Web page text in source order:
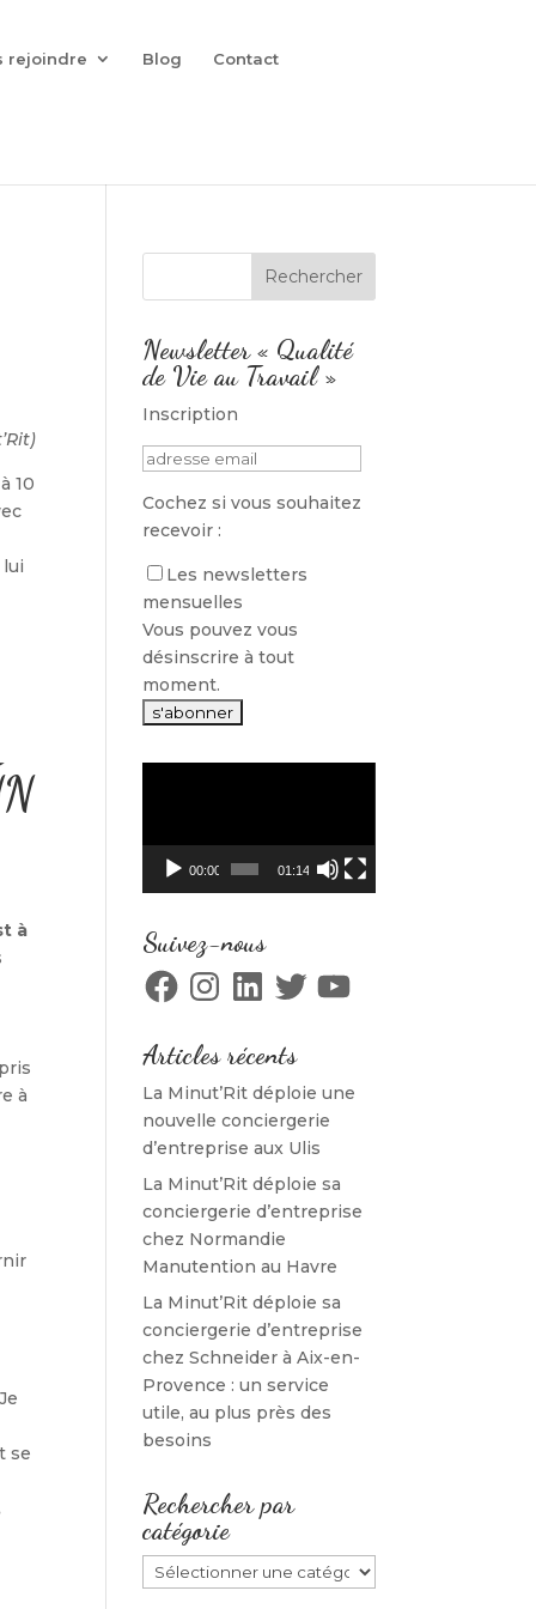
rejoindre Blog Contact
10
lui
à
à
Je
se
Newsletter « Qualité
de Vie au Travail »
Inscription
Cochez si vous souhaitez
recevoir :
Les newsletters
mensuelles
Vous pouvez vous
désinscrire à tout
moment.
00:00 01:14
Suivez-nous
FacebookInstagramLinkedInTwitterYouTube
Articles récents
La Minut’Rit déploie une
nouvelle conciergerie
d’entreprise aux Ulis
La Minut’Rit déploie sa
conciergerie d’entreprise
chez Normandie
Manutention au Havre
La Minut’Rit déploie sa
conciergerie d’entreprise
chez Schneider à Aix-en-
Provence : un service
utile, au plus près des
besoins
Rechercher par
catégorie
Rechercher
par